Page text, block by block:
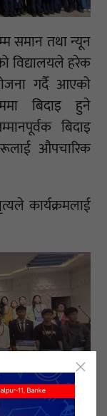
समान तथा न्यून
विद्यालयले हरेक
गर्दै आएको
बिदाइ हुने
बिदाइ
औपचारिक
कार्यक्रमलाई